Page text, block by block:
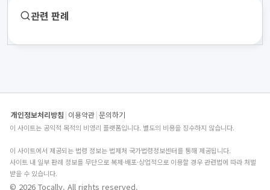
관련 판례
개인정보처리방침 | 이용약관|문의하기
이 사이트는 공익적 목적의 비영리 플랫폼입니다. 별도의 비용을 징수하지 않습니다.
이 사이트에서 제공되는 법령 정보는 법제처 국가법령정보센터를 통해 제공됩니다.
사이트 내 일부 판례 정보를 무단으로 복제·배포·상업적으로 이용할 경우 관련법에 따라 처벌
받을 수 있습니다.
© 2026 Tocally. All rights reserved.